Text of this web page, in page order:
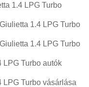
1.4 LPG Turbo
1.4 LPG Turbo
1.4 LPG Turbo
LPG Turbo autók
LPG Turbo vásárlása